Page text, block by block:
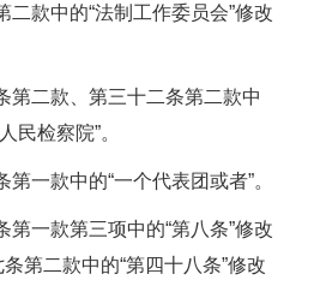
款中的“法制工作委员会”修改
二款、第三十二条第二款中
民检察院”。
款中的“一个代表团或者”。
一款第三项中的“第八条”修改
第二款中的“第四十八条”修改